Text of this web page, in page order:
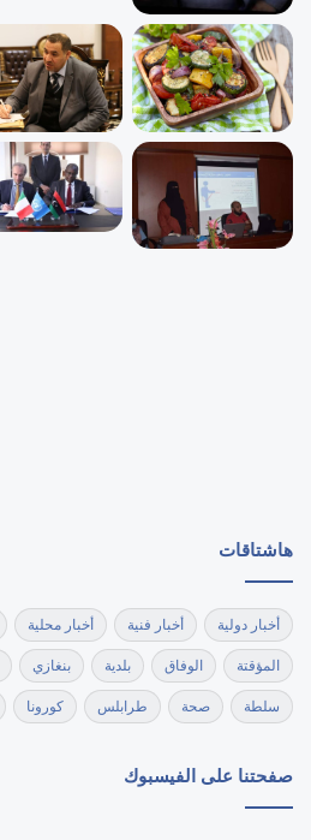
هاشتاقات
أخبار دولية أخبار فنية أخبار محلية
المؤقتة الوفاق بلدية بنغازي
سلطة صحة طرابلس كورونا
صفحتنا على الفيسبوك